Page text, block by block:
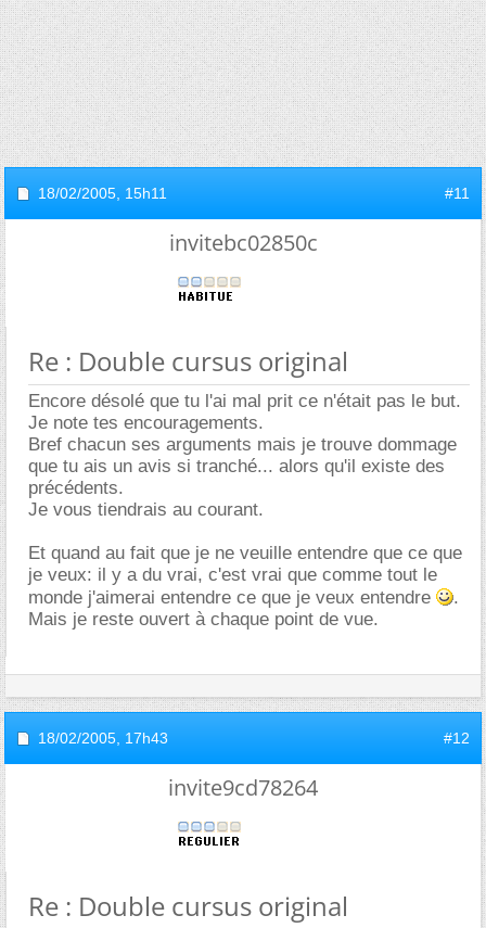
18/02/2005, 15h11 #11
invitebc02850c
Re : Double cursus original
Encore désolé que tu l'ai mal prit ce n'était pas le but.
Je note tes encouragements.
Bref chacun ses arguments mais je trouve dommage
que tu ais un avis si tranché... alors qu'il existe des
précédents.
Je vous tiendrais au courant.
Et quand au fait que je ne veuille entendre que ce que
je veux: il y a du vrai, c'est vrai que comme tout le
monde j'aimerai entendre ce que je veux entendre
.
Mais je reste ouvert à chaque point de vue.
18/02/2005, 17h43 #12
invite9cd78264
Re : Double cursus original